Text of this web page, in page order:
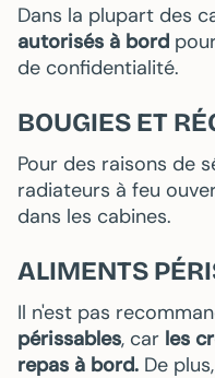
Dans la plupart des
autorisés à bord
de confidentialité.
BOUGIES ET
Pour des raisons de
radiateurs à feu
dans les cabines.
ALIMENTS
Il n'est pas
périssables, car les
repas à bord. De